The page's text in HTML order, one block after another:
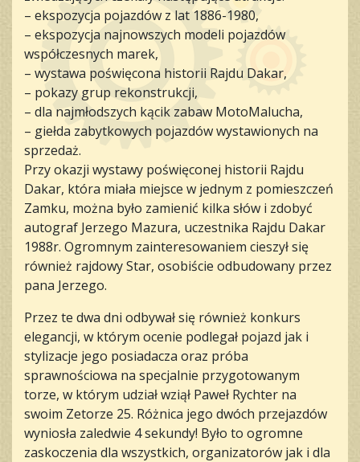
– ekspozycja pojazdów z lat 1886-1980,
– ekspozycja najnowszych modeli pojazdów
współczesnych marek,
– wystawa poświęcona historii Rajdu Dakar,
– pokazy grup rekonstrukcji,
– dla najmłodszych kącik zabaw MotoMalucha,
– giełda zabytkowych pojazdów wystawionych na
sprzedaż.
Przy okazji wystawy poświęconej historii Rajdu
Dakar, która miała miejsce w jednym z pomieszczeń
Zamku, można było zamienić kilka słów i zdobyć
autograf Jerzego Mazura, uczestnika Rajdu Dakar
1988r. Ogromnym zainteresowaniem cieszył się
również rajdowy Star, osobiście odbudowany przez
pana Jerzego.
Przez te dwa dni odbywał się również konkurs
elegancji, w którym ocenie podlegał pojazd jak i
stylizacje jego posiadacza oraz próba
sprawnościowa na specjalnie przygotowanym
torze, w którym udział wziął Paweł Rychter na
swoim Zetorze 25. Różnica jego dwóch przejazdów
wyniosła zaledwie 4 sekundy! Było to ogromne
zaskoczenia dla wszystkich, organizatorów jak i dla